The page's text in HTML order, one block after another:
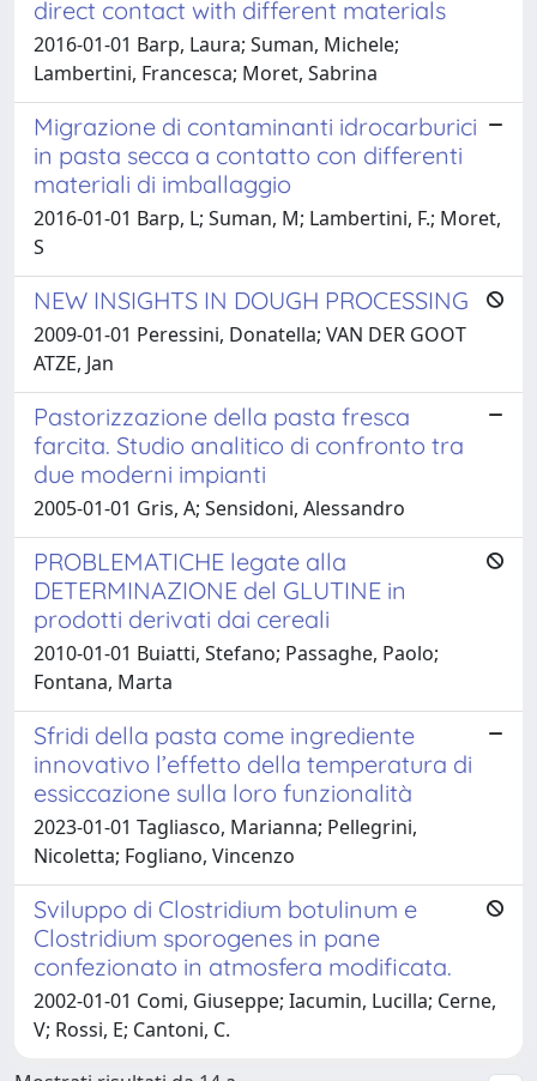
direct contact with different materials
2016-01-01 Barp, Laura; Suman, Michele;
Lambertini, Francesca; Moret, Sabrina
Migrazione di contaminanti idrocarburici
in pasta secca a contatto con differenti
materiali di imballaggio
2016-01-01 Barp, L; Suman, M; Lambertini, F.; Moret,
S
NEW INSIGHTS IN DOUGH PROCESSING
2009-01-01 Peressini, Donatella; VAN DER GOOT
ATZE, Jan
Pastorizzazione della pasta fresca
farcita. Studio analitico di confronto tra
due moderni impianti
2005-01-01 Gris, A; Sensidoni, Alessandro
PROBLEMATICHE legate alla
DETERMINAZIONE del GLUTINE in
prodotti derivati dai cereali
2010-01-01 Buiatti, Stefano; Passaghe, Paolo;
Fontana, Marta
Sfridi della pasta come ingrediente
innovativo l’effetto della temperatura di
essiccazione sulla loro funzionalità
2023-01-01 Tagliasco, Marianna; Pellegrini,
Nicoletta; Fogliano, Vincenzo
Sviluppo di Clostridium botulinum e
Clostridium sporogenes in pane
confezionato in atmosfera modificata.
2002-01-01 Comi, Giuseppe; Iacumin, Lucilla; Cerne,
V; Rossi, E; Cantoni, C.